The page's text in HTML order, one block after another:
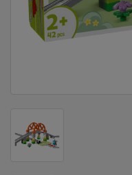
DOM
ALATI
KLIMATIZACIJA